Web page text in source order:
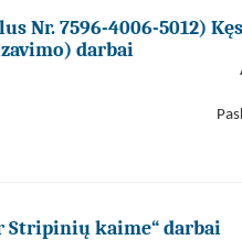
Nr. 7596-4006-5012)
darbai
kaime“ darbai